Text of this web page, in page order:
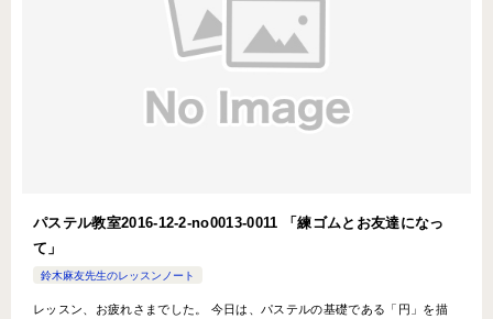
パステル教室2016-12-2-no0013-0011 「練ゴムとお友達になっ
て」
鈴木麻友先生のレッスンノート
レッスン、お疲れさまでした。 今日は、パステルの基礎である「円」を描